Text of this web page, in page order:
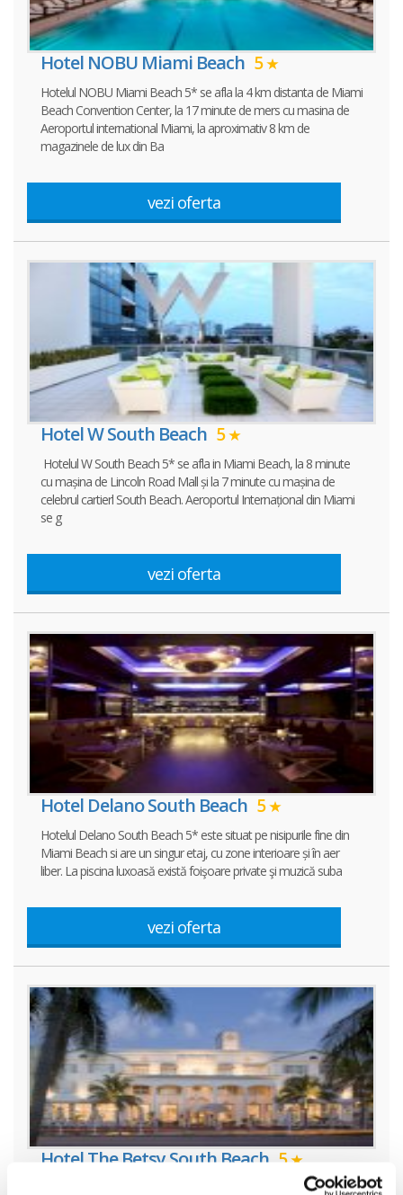
Hotel NOBU Miami Beach 5
Hotelul NOBU Miami Beach 5* se afla la 4 km distanta de Miami
Beach Convention Center, la 17 minute de mers cu masina de
Aeroportul international Miami, la aproximativ 8 km de
magazinele de lux din Ba
vezi oferta
Hotel W South Beach 5
Hotelul W South Beach 5* se afla in Miami Beach, la 8 minute
cu mașina de Lincoln Road Mall și la 7 minute cu mașina de
celebrul cartierl South Beach. Aeroportul Internațional din Miami
se g
vezi oferta
Hotel Delano South Beach 5
Hotelul Delano South Beach 5* este situat pe nisipurile fine din
Miami Beach si are un singur etaj, cu zone interioare și în aer
liber. La piscina luxoasă există foişoare private şi muzică suba
vezi oferta
Hotel The Betsy South Beach 5
Hotelul The Betsy South Beach 5* este amplasat in mijlocul